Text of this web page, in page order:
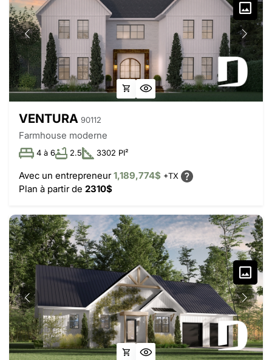
VENTURA 90112
Farmhouse moderne
4 à 6 2.5 3302 PI²
Avec un entrepreneur1,189,774$ +TX
Plan à partir de 2310$